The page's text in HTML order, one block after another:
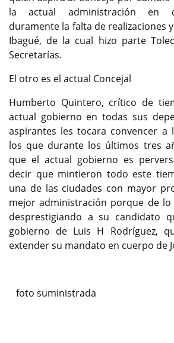
la actual administración en
duramente la falta de realizaciones
Ibagué, de la cual hizo parte
Secretarías.
El otro es el actual Concejal
Humberto Quintero, crítico de
actual gobierno en todas sus
aspirantes les tocara convencer a
los que durante los últimos tres
que el actual gobierno es
decir que mintieron todo este
una de las ciudades con mayor
mejor administración porque de
desprestigiando a su candidato
gobierno de Luis H Rodríguez,
extender su mandato en cuerpo de
foto suministrada